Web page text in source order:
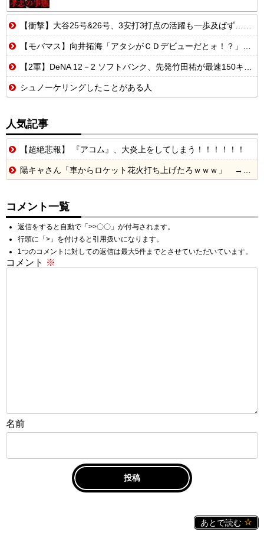
【衝撃】大谷25号&26号、3安打3打点の活躍も一歩及ばず…それでも希望を見出すLADファン反応集 MLB2026シーズン 8.
【モバマス】向井拓海「アタシがＣＤデビューだとォ！？」 高垣楓「ﾋｬｳｨｺﾞｰ ｶﾓﾝｯ」
【2軍】DeNA 12－2 ソフトバンク、先発竹田祐が最速150キロストレートで6回無失点！打線は5回6者連続ヒット・全員出塁の9点で圧勝
シュノーケリングしたことがある人
人気記事
【超絶悲報】 『アコム』、大炎上をしてしまう！！！！！！
陽キャさん「車からロケット花火打ち上げたろｗｗｗ」 → サンルーフが閉まっていて無事車内に発射
コメント一覧
返信をすると自動で「>>〇〇」が付与されます。
行頭に「>」を付けると引用扱いになります。
1つのコメントに対しての返信は最大5件までとさせていただいています。
コメント ※
名前
あとで読む